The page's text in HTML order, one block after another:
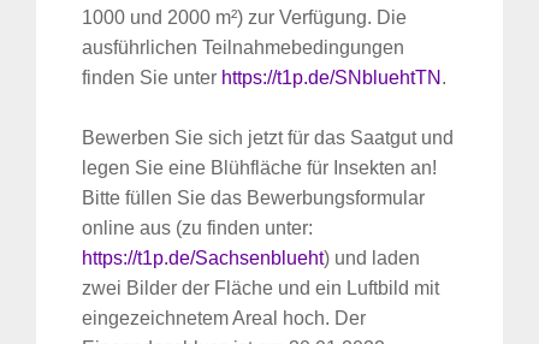
1000 und 2000 m²) zur Verfügung. Die
ausführlichen Teilnahmebedingungen
finden Sie unter https://t1p.de/SNbluehtTN .
Bewerben Sie sich jetzt für das Saatgut und
legen Sie eine Blühfläche für Insekten an!
Bitte füllen Sie das Bewerbungsformular
online aus (zu finden unter:
https://t1p.de/Sachsenblueht) und laden
zwei Bilder der Fläche und ein Luftbild mit
eingezeichnetem Areal hoch. Der